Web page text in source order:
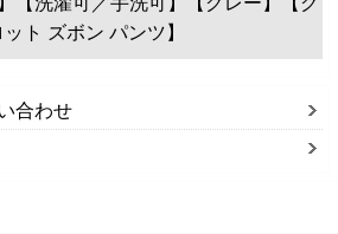
ト ズボン パンツ】
合わせ